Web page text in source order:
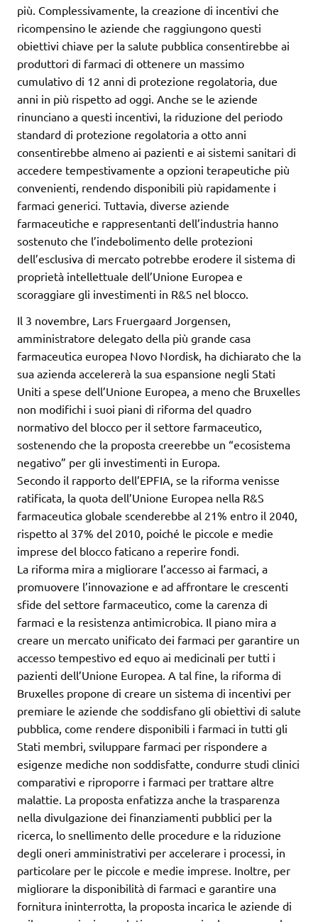
più. Complessivamente, la creazione di incentivi che
ricompensino le aziende che raggiungono questi
obiettivi chiave per la salute pubblica consentirebbe ai
produttori di farmaci di ottenere un massimo
cumulativo di 12 anni di protezione regolatoria, due
anni in più rispetto ad oggi. Anche se le aziende
rinunciano a questi incentivi, la riduzione del periodo
standard di protezione regolatoria a otto anni
consentirebbe almeno ai pazienti e ai sistemi sanitari di
accedere tempestivamente a opzioni terapeutiche più
convenienti, rendendo disponibili più rapidamente i
farmaci generici. Tuttavia, diverse aziende
farmaceutiche e rappresentanti dell’industria hanno
sostenuto che l’indebolimento delle protezioni
dell’esclusiva di mercato potrebbe erodere il sistema di
proprietà intellettuale dell’Unione Europea e
scoraggiare gli investimenti in R&S nel blocco.
Il 3 novembre, Lars Fruergaard Jorgensen,
amministratore delegato della più grande casa
farmaceutica europea Novo Nordisk, ha dichiarato che la
sua azienda accelererà la sua espansione negli Stati
Uniti a spese dell’Unione Europea, a meno che Bruxelles
non modifichi i suoi piani di riforma del quadro
normativo del blocco per il settore farmaceutico,
sostenendo che la proposta creerebbe un “ecosistema
negativo” per gli investimenti in Europa.
Secondo il rapporto dell’EPFIA, se la riforma venisse
ratificata, la quota dell’Unione Europea nella R&S
farmaceutica globale scenderebbe al 21% entro il 2040,
rispetto al 37% del 2010, poiché le piccole e medie
imprese del blocco faticano a reperire fondi.
La riforma mira a migliorare l’accesso ai farmaci, a
promuovere l’innovazione e ad affrontare le crescenti
sfide del settore farmaceutico, come la carenza di
farmaci e la resistenza antimicrobica. Il piano mira a
creare un mercato unificato dei farmaci per garantire un
accesso tempestivo ed equo ai medicinali per tutti i
pazienti dell’Unione Europea. A tal fine, la riforma di
Bruxelles propone di creare un sistema di incentivi per
premiare le aziende che soddisfano gli obiettivi di salute
pubblica, come rendere disponibili i farmaci in tutti gli
Stati membri, sviluppare farmaci per rispondere a
esigenze mediche non soddisfatte, condurre studi clinici
comparativi e riproporre i farmaci per trattare altre
malattie. La proposta enfatizza anche la trasparenza
nella divulgazione dei finanziamenti pubblici per la
ricerca, lo snellimento delle procedure e la riduzione
degli oneri amministrativi per accelerare i processi, in
particolare per le piccole e medie imprese. Inoltre, per
migliorare la disponibilità di farmaci e garantire una
fornitura ininterrotta, la proposta incarica le aziende di